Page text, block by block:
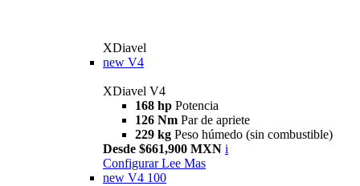
XDiavel
new V4
XDiavel V4
168 hp Potencia
126 Nm Par de apriete
229 kg Peso húmedo (sin combustible)
Desde $661,900 MXN i
Configurar Lee Mas
new V4 100